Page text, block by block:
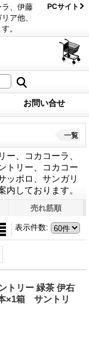
、伊藤
ア他、
。
PCサイト
お問い合せ
、コカコーラ、
トリー、コカコー
ッポロ、サンガリ
しております。
一覧
売れ筋順
表示件数:
トリー 緑茶 伊右
×1箱 サントリ